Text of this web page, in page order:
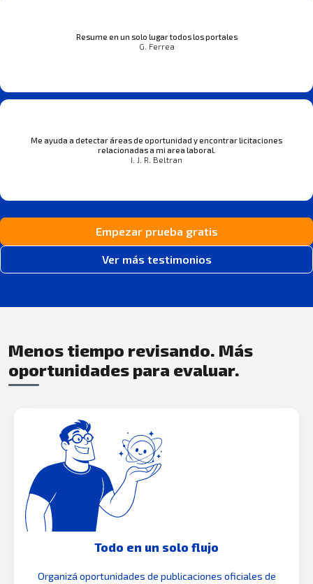
Resume en un solo lugar todos los portales
G. Ferrea
Me ayuda a detectar áreas de oportunidad y encontrar licitaciones
relacionadas a mi area laboral.
I. J. R. Beltran
Empezar prueba gratis
Ver más testimonios
Menos tiempo revisando. Más
oportunidades para evaluar.
Todo en un solo flujo
Organizá oportunidades de publicaciones oficiales de